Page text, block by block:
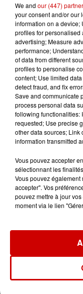
de
Newsletter
We and our (447)
your consent and/or our
information on a device;
profiles for personalised
advertising; Measure
performance;
of data from different
profiles to personalise
content; Use limited
detect fraud, and fix
Save and communicate
process personal data
following functionalities:
requested; Use precise
other data sources; Link
information transmitted
Vous pouvez accepter
sélectionnant les
Vous pouvez
accepter". Vos
pouvez mettre à jour
moment via le lien